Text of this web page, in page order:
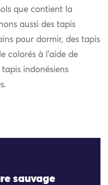
que contient la
aussi des tapis
pour dormir, des tapis
colorés à l’aide de
indonésiens
sauvage